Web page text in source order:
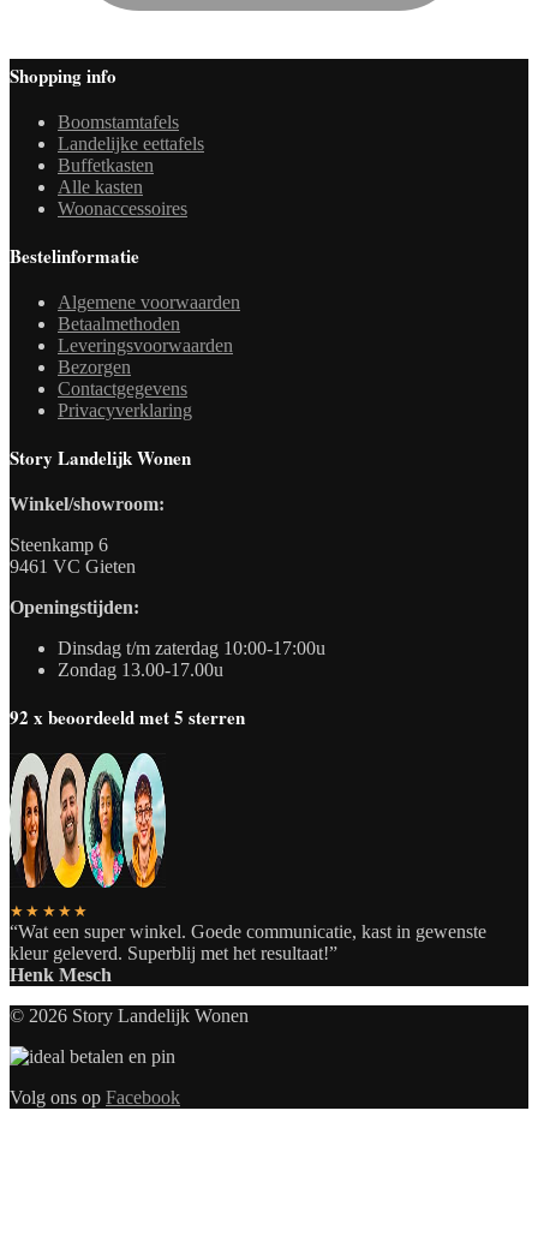
Shopping info
Boomstamtafels
Landelijke eettafels
Buffetkasten
Alle kasten
Woonaccessoires
Bestelinformatie
Algemene voorwaarden
Betaalmethoden
Leveringsvoorwaarden
Bezorgen
Contactgegevens
Privacyverklaring
Story Landelijk Wonen
Winkel/showroom:
Steenkamp 6
9461 VC Gieten
Openingstijden:
Dinsdag t/m zaterdag 10:00-17:00u
Zondag 13.00-17.00u
92 x beoordeeld met 5 sterren
★★★★★
“Wat een super winkel. Goede communicatie, kast in gewenste
kleur geleverd. Superblij met het resultaat!”
Henk Mesch
© 2026 Story Landelijk Wonen
Volg ons op Facebook